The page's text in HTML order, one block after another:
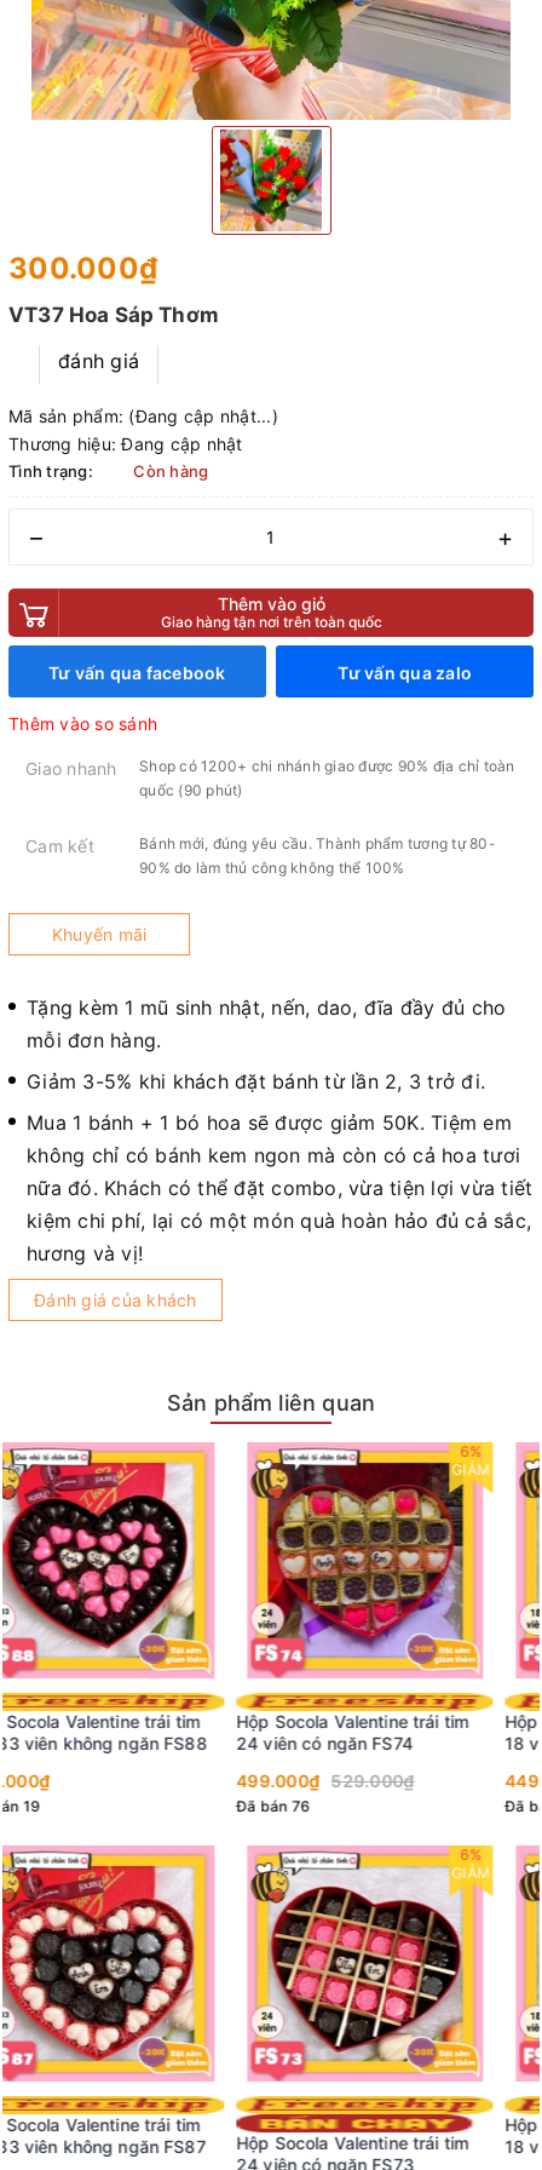
300.000₫
VT37 Hoa Sáp Thơm
đánh giá
Mã sản phẩm: (Đang cập nhật...)
Thương hiệu: Đang cập nhật
Tình trạng: Còn hàng
– +
Thêm vào giỏ
Giao hàng tận nơi trên toàn quốc
Tư vấn qua facebook Tư vấn qua zalo
Thêm vào so sánh
Giao nhanh
Shop có 1200+ chi nhánh giao được 90% địa chỉ toàn
quốc (90 phút)
Cam kết
Bánh mới, đúng yêu cầu. Thành phẩm tương tự 80-
90% do làm thủ công không thể 100%
Khuyến mãi
Tặng kèm 1 mũ sinh nhật, nến, dao, đĩa đầy đủ cho
mỗi đơn hàng.
Giảm 3-5% khi khách đặt bánh từ lần 2, 3 trở đi.
Mua 1 bánh + 1 bó hoa sẽ được giảm 50K. Tiệm em
không chỉ có bánh kem ngon mà còn có cả hoa tươi
nữa đó. Khách có thể đặt combo, vừa tiện lợi vừa tiết
kiệm chi phí, lại có một món quà hoàn hảo đủ cả sắc,
hương và vị!
Đánh giá của khách
Sản phẩm liên quan
GIẢM
Hộp Socola Valentine trái tim
24 viên có ngăn FS74
499.000₫
Đã bán 76
GIẢM
Hộp Socola Valentine trái tim
Hộp Socola Valentine trái tim
18 viên có ngăn FS64
449.000₫
Đã bán 67
Hộp Socola Valentine trái tim
18 viên có ngăn FS63